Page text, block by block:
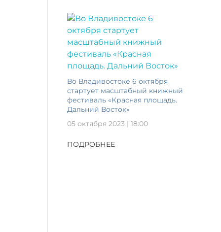
Во Владивостоке 6 октября
стартует масштабный книжный
фестиваль «Красная площадь.
Дальний Восток»
05 октября 2023 | 18:00
ПОДРОБНЕЕ